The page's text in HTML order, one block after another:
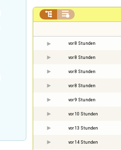
 
vor 8 Stunden
vor 8 Stunden
vor 8 Stunden
vor 8 Stunden
vor 9 Stunden
vor 10 Stunden
vor 13 Stunden
vor 14 Stunden